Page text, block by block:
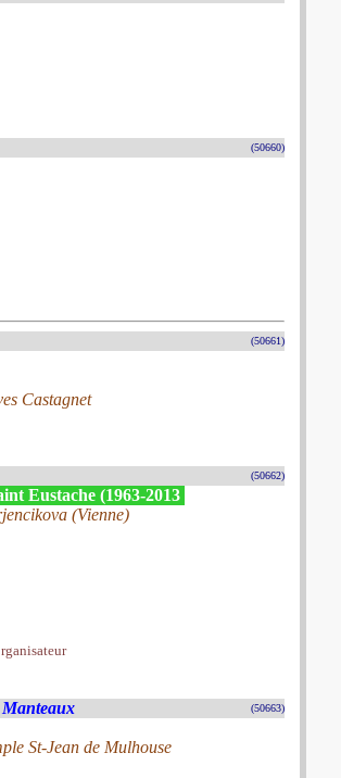
(50660)
(50661)
Castagnet
(50662)
Eustache (1963-2013
(Vienne)
Manteaux (50663)
St-Jean de Mulhouse